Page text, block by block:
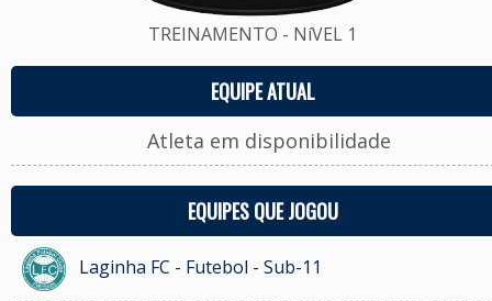
TREINAMENTO - NíVEL 1
EQUIPE ATUAL
Atleta em disponibilidade
EQUIPES QUE JOGOU
Laginha FC - Futebol - Sub-11